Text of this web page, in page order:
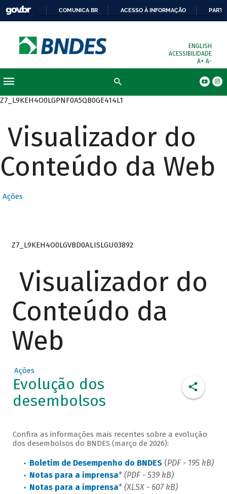
COMUNICA BR ACESSO À INFORMAÇÃO
ENGLISH
ACESSIBILIDADE
A+ A-
Z7_L9KEH4O0LGPNF0A5QB0GE414L1
Visualizador do
Conteúdo da Web
Ações
Z7_L9KEH4O0LGVBD0ALISLGU03892
Visualizador do
Conteúdo da
Web
Ações
Evolução dos
desembolsos
Confira as informações mais recentes sobre a evolução
dos desembolsos do BNDES (março de 2026):
Boletim de Desempenho do BNDES (PDF - 195 kB)
Notas para a imprensa* (PDF - 539 kB)
Notas para a imprensa* (XLSX - 607 kB)